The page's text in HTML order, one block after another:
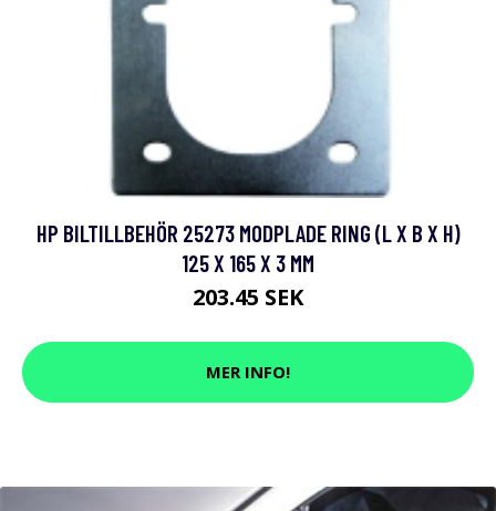
HP BILTILLBEHÖR 25273 MODPLADE RING (L X B X H)
125 X 165 X 3 MM
203.45 SEK
MER INFO!